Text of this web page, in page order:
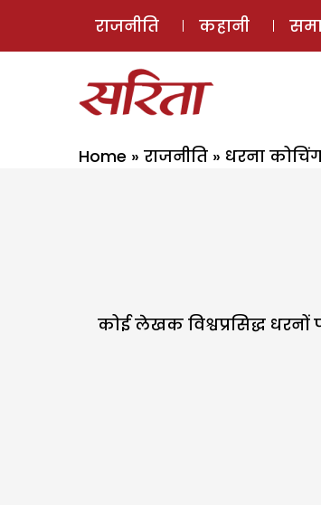
राजनीति कहानी
Home » राजनीति » धरना
कोई लेखक विश्वप्रसिद्ध